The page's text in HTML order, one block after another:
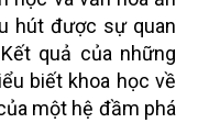
hút được sự quan
quả của những
biết khoa học về
một hệ đầm phá